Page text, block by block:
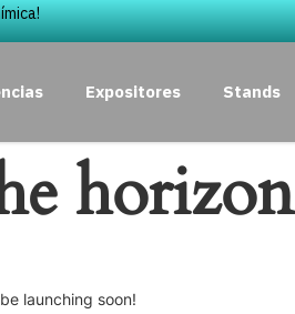
Expositores Stands
horizon
launching soon!